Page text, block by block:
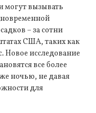
могут вызывать
– за сотни
США, таких как
Новое исследование
все более
ночью, не давая
для